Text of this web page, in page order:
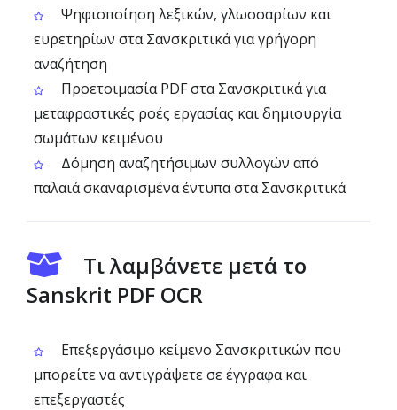
Ψηφιοποίηση λεξικών, γλωσσαρίων και
ευρετηρίων στα Σανσκριτικά για γρήγορη
αναζήτηση
Προετοιμασία PDF στα Σανσκριτικά για
μεταφραστικές ροές εργασίας και δημιουργία
σωμάτων κειμένου
Δόμηση αναζητήσιμων συλλογών από
παλαιά σκαναρισμένα έντυπα στα Σανσκριτικά
Τι λαμβάνετε μετά το
Sanskrit PDF OCR
Επεξεργάσιμο κείμενο Σανσκριτικών που
μπορείτε να αντιγράψετε σε έγγραφα και
επεξεργαστές